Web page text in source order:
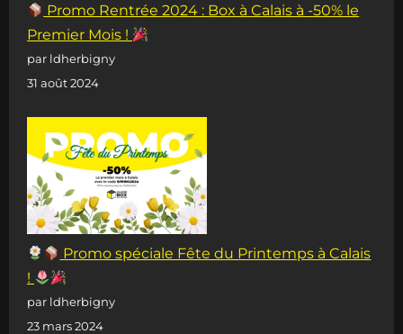
Promo Rentrée 2024 : Box à Calais à -50% le
Premier Mois !
par ldherbigny
31 août 2024
Promo spéciale Fête du Printemps à Calais
!
par ldherbigny
23 mars 2024